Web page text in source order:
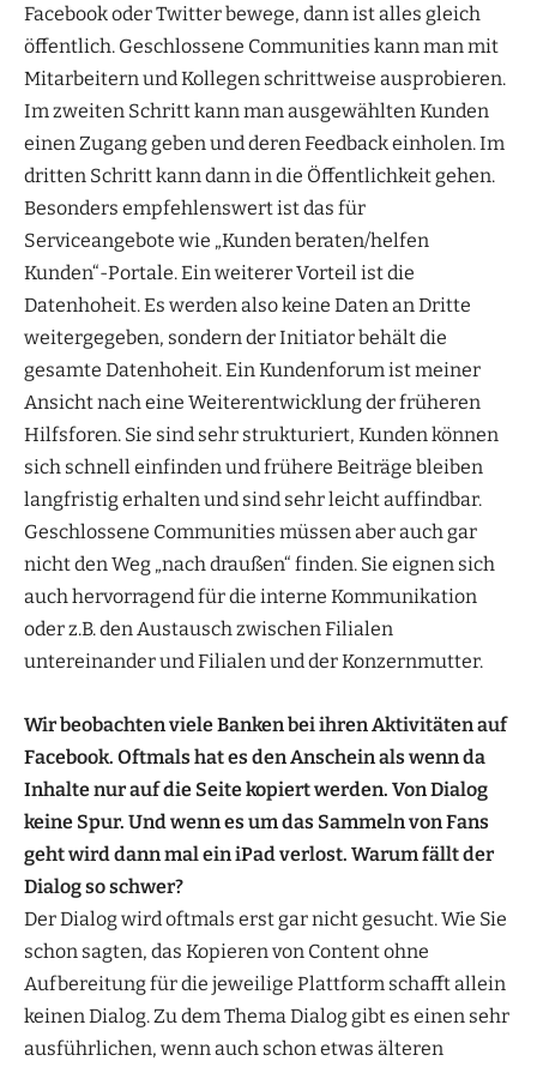
Facebook oder Twitter bewege, dann ist alles gleich
öffentlich. Geschlossene Communities kann man mit
Mitarbeitern und Kollegen schrittweise ausprobieren.
Im zweiten Schritt kann man ausgewählten Kunden
einen Zugang geben und deren Feedback einholen. Im
dritten Schritt kann dann in die Öffentlichkeit gehen.
Besonders empfehlenswert ist das für
Serviceangebote wie „Kunden beraten/helfen
Kunden“-Portale. Ein weiterer Vorteil ist die
Datenhoheit. Es werden also keine Daten an Dritte
weitergegeben, sondern der Initiator behält die
gesamte Datenhoheit. Ein Kundenforum ist meiner
Ansicht nach eine Weiterentwicklung der früheren
Hilfsforen. Sie sind sehr strukturiert, Kunden können
sich schnell einfinden und frühere Beiträge bleiben
langfristig erhalten und sind sehr leicht auffindbar.
Geschlossene Communities müssen aber auch gar
nicht den Weg „nach draußen“ finden. Sie eignen sich
auch hervorragend für die interne Kommunikation
oder z.B. den Austausch zwischen Filialen
untereinander und Filialen und der Konzernmutter.
Wir beobachten viele Banken bei ihren Aktivitäten auf
Facebook. Oftmals hat es den Anschein als wenn da
Inhalte nur auf die Seite kopiert werden. Von Dialog
keine Spur. Und wenn es um das Sammeln von Fans
geht wird dann mal ein iPad verlost. Warum fällt der
Dialog so schwer?
Der Dialog wird oftmals erst gar nicht gesucht. Wie Sie
schon sagten, das Kopieren von Content ohne
Aufbereitung für die jeweilige Plattform schafft allein
keinen Dialog. Zu dem Thema Dialog gibt es einen sehr
ausführlichen, wenn auch schon etwas älteren